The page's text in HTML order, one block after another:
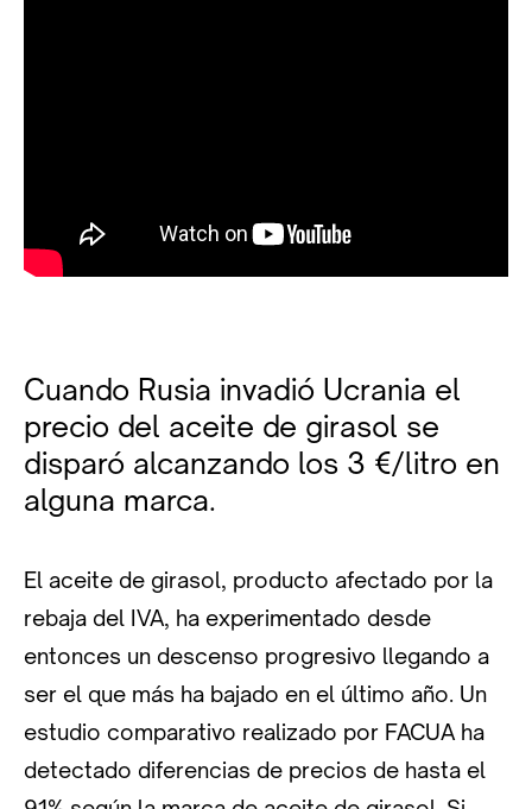
Cuando Rusia invadió Ucrania el
precio del aceite de girasol se
disparó alcanzando los 3 €/litro en
alguna marca.
El aceite de girasol, producto afectado por la
rebaja del IVA, ha experimentado desde
entonces un descenso progresivo llegando a
ser el que más ha bajado en el último año. Un
estudio comparativo realizado por FACUA ha
detectado diferencias de precios de hasta el